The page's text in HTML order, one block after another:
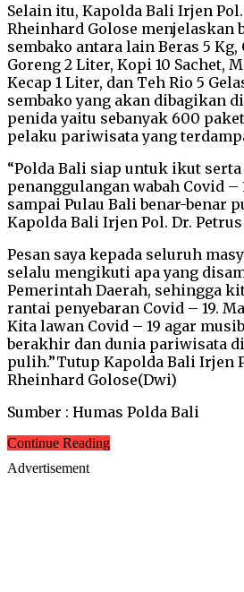
Selain itu, Kapolda Bali Irjen
Rheinhard Golose menjelaskan
sembako antara lain Beras 5 Kg,
Goreng 2 Liter, Kopi 10 Sachet,
Kecap 1 Liter, dan Teh Rio 5
sembako yang akan dibagikan
penida yaitu sebanyak 600
pelaku pariwisata yang
“Polda Bali siap untuk ikut serta
penanggulangan wabah Covid
sampai Pulau Bali benar-benar
Kapolda Bali Irjen Pol. Dr.
Pesan saya kepada seluruh
selalu mengikuti apa yang
Pemerintah Daerah, sehingga
rantai penyebaran Covid – 19.
Kita lawan Covid – 19 agar
berakhir dan dunia pariwisata
pulih.”Tutup Kapolda Bali Irjen
Rheinhard Golose(Dwi)
Sumber : Humas Polda Bali
Continue Reading
Advertisement